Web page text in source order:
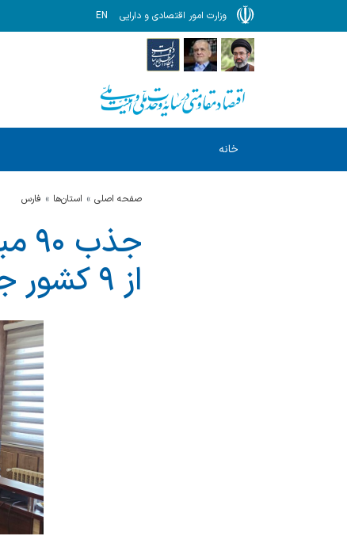
وزارت امور اقتصادی و دارایی EN
خانه
صفحه اصلی استان‌ها فارس
از ۹ کشور جهان در سال ۱۴۰۴